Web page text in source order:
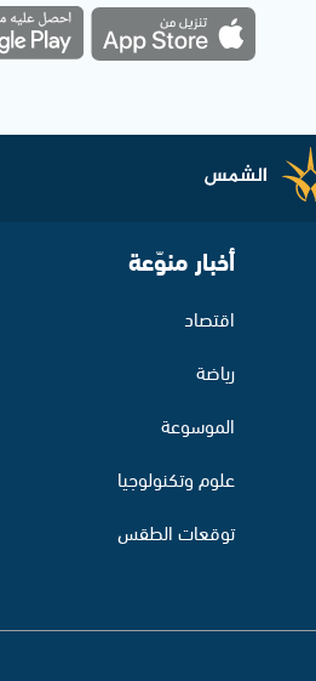
أخبار منوّعة
اقتصاد
رياضة
الموسوعة
علوم وتكنولوجيا
توقعات الطقس